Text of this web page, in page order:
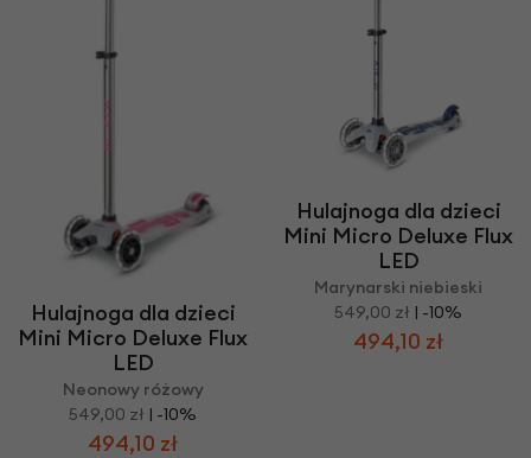
Hulajnoga dla dzieci
Mini Micro Deluxe Flux
LED
Neonowy różowy
549,00 zł | -10%
494,10 zł
Hulajnoga dla dzieci
Mini Micro Deluxe Flux
LED
Marynarski niebieski
549,00 zł | -10%
494,10 zł